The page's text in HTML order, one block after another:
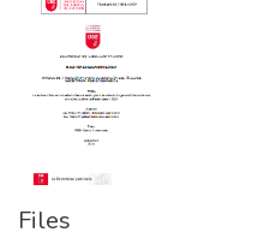
Files